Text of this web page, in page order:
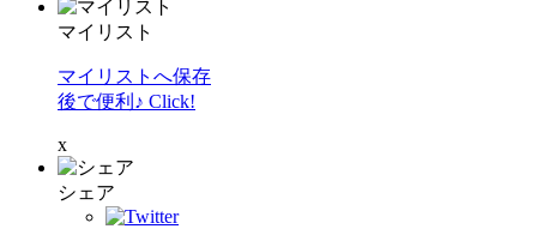
マイリスト
マイリストへ保存
後で便利♪ Click!
x
シェア